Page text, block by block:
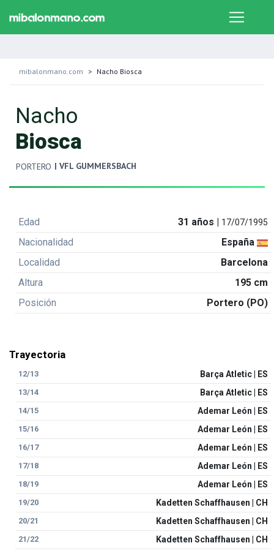
mibalonmano.com Nacho Biosca
Nacho
Biosca
PORTERO | VFL GUMMERSBACH
Edad 31 años | 17/07/1995
Nacionalidad
España
Localidad
Barcelona
Altura
195 cm
Posición
Portero (PO)
Trayectoria
12/13 Barça Atletic | ES
13/14 Barça Atletic | ES
14/15 Ademar León | ES
15/16 Ademar León | ES
16/17 Ademar León | ES
17/18 Ademar León | ES
18/19 Ademar León | ES
19/20 Kadetten Schaffhausen | CH
20/21 Kadetten Schaffhausen | CH
21/22 Kadetten Schaffhausen | CH